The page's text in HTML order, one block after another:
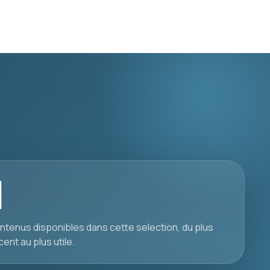
disponibles dans cette selection, du plus
au plus utile.